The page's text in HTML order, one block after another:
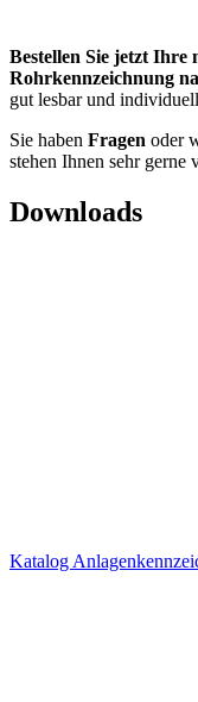
Bestellen Sie jetzt
Rohrkennzeichnung
gut lesbar und
Sie haben Fragen oder
stehen Ihnen sehr gerne
Downloads
Katalog